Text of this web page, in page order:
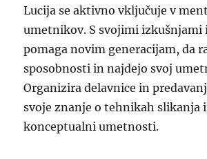
Lucija se aktivno vključuje v
umetnikov. S svojimi izkušnjami
pomaga novim generacijam, da
sposobnosti in najdejo svoj
Organizira delavnice in
svoje znanje o tehnikah slikanja
konceptualni umetnosti.